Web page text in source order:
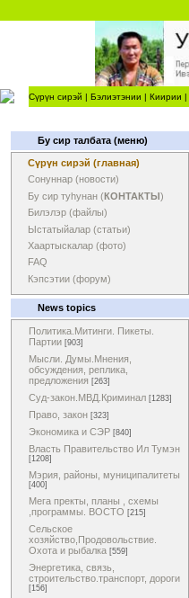
Сүрүн сирэй | Бэлиэтэнии | Киирии |
Бу сир талбата (меню)
Сүрүн сирэй (главная)
Сонуннар (новости)
Бу сир туһунан (КОНТАКТЫ)
Билэлэр (файлы)
Ыстатыйалар (статьи)
Хаартыскалар (фото)
FAQ
Кэпсэтии (форум)
News topics
Политика.Митинги. Пикеты.
Партии [903]
Мысли. Думы.Мнения,
обсуждения, реплика,
предложения [263]
Суд-закон.МВД.Криминал [1283]
Право, закон [323]
Экономика и СЭР [840]
Власть Правительство Ил Тумэн
[1208]
Мэрия, районы, муниципалитеты
[400]
Мега пректы, планы , схемы
,программы. ВОСТО [215]
Сельское
хозяйство,Продовольствие.
Охота и рыбалка [559]
Энергетика, связь,
строительство.транспорт, дороги
[156]